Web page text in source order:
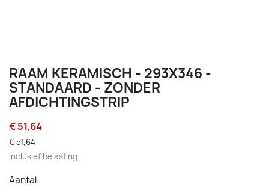
RAAM KERAMISCH - 293X346 -
STANDAARD - ZONDER
AFDICHTINGSTRIP
€ 51,64
€ 51,64
Inclusief belasting
Aantal